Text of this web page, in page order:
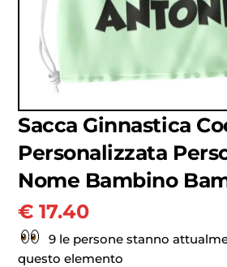
Sacca Ginnastica
Personalizzata
Nome Bambino
€ 17.40
9 le persone stanno
questo elemento